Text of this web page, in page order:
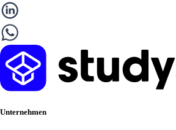
Unternehmen